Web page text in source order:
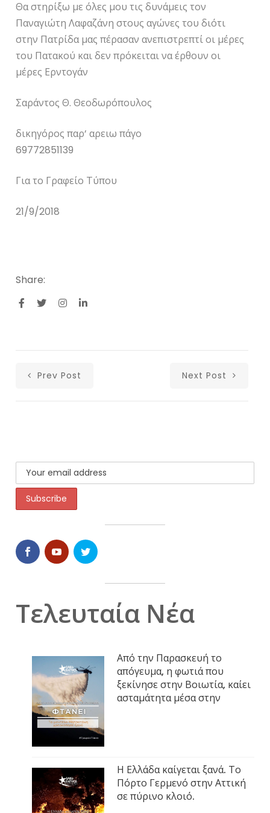
Θα στηρίξω με όλες μου τις δυνάμεις τον
Παναγιώτη Λαφαζάνη στους αγώνες του διότι
στην Πατρίδα μας πέρασαν ανεπιστρεπτί οι μέρες
του Πατακού και δεν πρόκειται να έρθουν οι
μέρες Ερντογάν
Σαράντος Θ. Θεοδωρόπουλος
δικηγόρος παρ’ αρειω πάγο
69772851139
Για το Γραφείο Τύπου
21/9/2018
Share:
Prev Post Next Post
Τελευταία Νέα
Από την Παρασκευή το
απόγευμα, η φωτιά που
ξεκίνησε στην Βοιωτία, καίει
ασταμάτητα μέσα στην
Η Ελλάδα καίγεται ξανά. Το
Πόρτο Γερμενό στην Αττική
σε πύρινο κλοιό.